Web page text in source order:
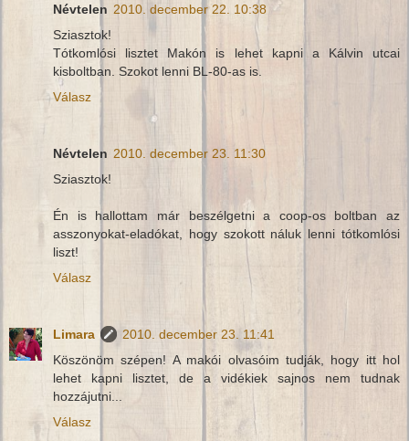
Névtelen 2010. december 22. 10:38
Sziasztok!
Tótkomlósi lisztet Makón is lehet kapni a Kálvin utcai
kisboltban. Szokot lenni BL-80-as is.
Válasz
Névtelen 2010. december 23. 11:30
Sziasztok!
Én is hallottam már beszélgetni a coop-os boltban az
asszonyokat-eladókat, hogy szokott náluk lenni tótkomlósi
liszt!
Válasz
Limara
2010. december 23. 11:41
Köszönöm szépen! A makói olvasóim tudják, hogy itt hol
lehet kapni lisztet, de a vidékiek sajnos nem tudnak
hozzájutni...
Válasz